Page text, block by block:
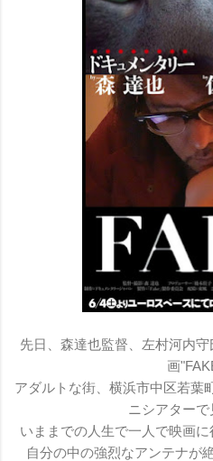
先日、森達也監督、左村河内
画
アダルトな街、横浜市中区若葉
ニシアターで
いままでの人生で一人で映画に
自分の中の強烈なアンテナが